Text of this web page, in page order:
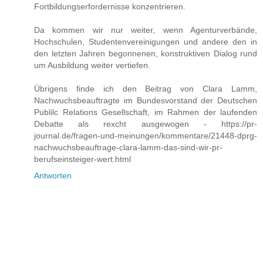
Fortbildungserfordernisse konzentrieren.
Da kommen wir nur weiter, wenn Agenturverbände,
Hochschulen, Studentenvereinigungen und andere den in
den letzten Jahren begonnenen, konstruktiven Dialog rund
um Ausbildung weiter vertiefen.
Übrigens finde ich den Beitrag von Clara Lamm,
Nachwuchsbeauftragte im Bundesvorstand der Deutschen
Publilc Relations Gesellschaft, im Rahmen der laufenden
Debatte als rexcht ausgewogen - https://pr-
journal.de/fragen-und-meinungen/kommentare/21448-dprg-
nachwuchsbeauftrage-clara-lamm-das-sind-wir-pr-
berufseinsteiger-wert.html
Antworten